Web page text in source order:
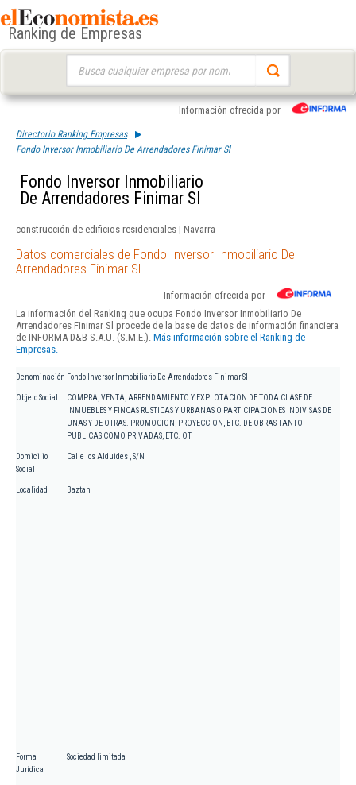
Ranking de Empresas
Información ofrecida por
Directorio Ranking Empresas
Fondo Inversor Inmobiliario De Arrendadores Finimar Sl
Fondo Inversor Inmobiliario
De Arrendadores Finimar Sl
construcción de edificios residenciales | Navarra
Datos comerciales de Fondo Inversor Inmobiliario De
Arrendadores Finimar Sl
Información ofrecida por
La información del Ranking que ocupa Fondo Inversor Inmobiliario De
Arrendadores Finimar Sl procede de la base de datos de información financiera
de INFORMA D&B S.A.U. (S.M.E.). Más información sobre el Ranking de
Empresas.
Denominación Fondo Inversor Inmobiliario De Arrendadores Finimar Sl
Objeto Social
COMPRA, VENTA, ARRENDAMIENTO Y EXPLOTACION DE TODA CLASE DE
INMUEBLES Y FINCAS RUSTICAS Y URBANAS O PARTICIPACIONES INDIVISAS DE
UNAS Y DE OTRAS. PROMOCION, PROYECCION, ETC. DE OBRAS TANTO
PUBLICAS COMO PRIVADAS, ETC. OT
Domicilio
Social
Calle los Alduides , S/N
Localidad Baztan
Forma
Jurídica
Sociedad limitada